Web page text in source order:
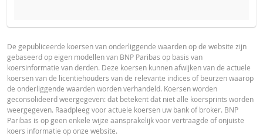
PROSPECTUS
Prospectus (NL) URL
FINAL TERMS
PRODUCT PROJECTIONS
Some helper text for the product price projections, financial
advised
UNDERLYING PRICE PRICE PROJECTION
De gepubliceerde koersen van onderliggende waarden op de website zijn
gebaseerd op eigen modellen van BNP Paribas op basis van
koersinformatie van derden. Deze koersen kunnen afwijken van de actuele
koersen van de licentiehouders van de relevante indices of beurzen waarop
de onderliggende waarden worden verhandeld. Koersen worden
geconsolideerd weergegeven: dat betekent dat niet alle koersprints worden
weergegeven. Raadpleeg voor actuele koersen uw bank of broker. BNP
Paribas is op geen enkele wijze aansprakelijk voor vertraagde of onjuiste
koers informatie op onze website.